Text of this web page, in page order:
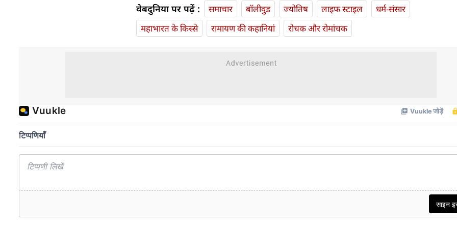
वेबदुनिया पर पढ़ें : समाचार बॉलीवुड ज्योतिष लाइफ स्‍टाइल
धर्म-संसार
महाभारत के किस्से
रामायण की कहानियां रोचक और रोमांचक